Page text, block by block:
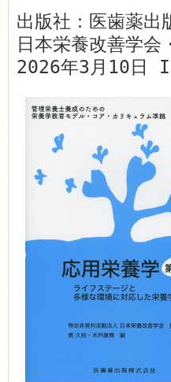
出版社：医歯薬出
日本栄養改善学会
2026年3月10日